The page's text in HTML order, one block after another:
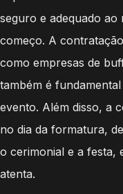
seguro e adequado
começo. A
como empresas de
também é
evento. Além disso, a
no dia da formatura,
o cerimonial e a festa,
atenta.